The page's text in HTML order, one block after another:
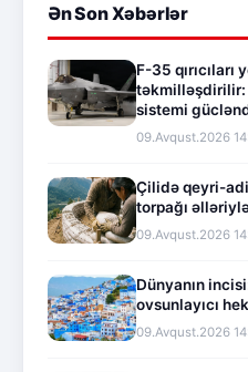
Ən Son Xəbərlər
F-35
təkmilləşdirilir:
sistemi
09.Avqust.2026
Çilidə qeyri-adi
torpağı
09.Avqust.2026
Dünyanın
ovsunlayıcı
09.Avqust.2026